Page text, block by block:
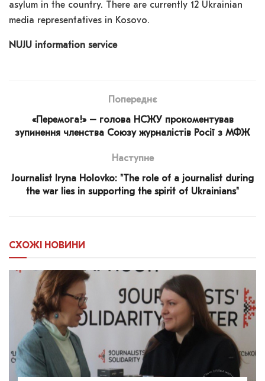
asylum in the country. There are currently 12 Ukrainian
media representatives in Kosovo.
NUJU information service
Попереднє
«Перемога!» – голова НСЖУ прокоментував
зупинення членства Союзу журналістів Росії з МФЖ
Наступне
Journalist Iryna Holovko: "The role of a journalist during
the war lies in supporting the spirit of Ukrainians"
СХОЖІ НОВИНИ